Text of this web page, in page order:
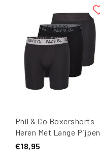
Phil & Co Boxershorts
Heren Met Lange Pijpen
Boxer Briefs 3-Pack
€18,95